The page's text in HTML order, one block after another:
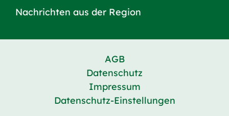
Nachrichten aus der Region
AGB
Datenschutz
Impressum
Datenschutz-Einstellungen